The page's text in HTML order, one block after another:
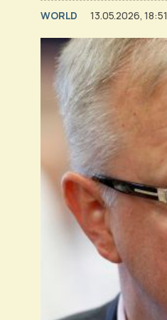
WORLD 13.05.2026, 18:51